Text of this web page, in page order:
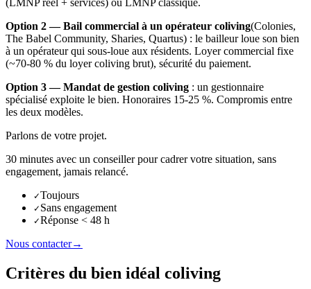
(LMNP réel + services) ou LMNP classique.
Option 2 — Bail commercial à un opérateur coliving(Colonies,
The Babel Community, Sharies, Quartus) : le bailleur loue son bien
à un opérateur qui sous-loue aux résidents. Loyer commercial fixe
(~70-80 % du loyer coliving brut), sécurité du paiement.
Option 3 — Mandat de gestion coliving : un gestionnaire
spécialisé exploite le bien. Honoraires 15-25 %. Compromis entre
les deux modèles.
Parlons de votre projet.
30 minutes avec un conseiller pour cadrer votre situation, sans
engagement, jamais relancé.
✓Toujours
✓ Sans engagement
✓Réponse < 48 h
Nous contacter→
Critères du bien idéal coliving